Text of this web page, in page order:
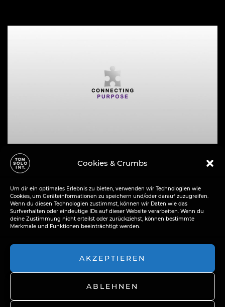
Cookies & Crumbs
Um dir ein optimales Erlebnis zu bieten, verwenden wir Technologien wie
Cookies, um Geräteinformationen zu speichern und/oder darauf zuzugreifen.
Wenn du diesen Technologien zustimmst, können wir Daten wie das
Surfverhalten oder eindeutige IDs auf dieser Website verarbeiten. Wenn du
deine Zustimmung nicht erteilst oder zurückziehst, können bestimmte
Merkmale und Funktionen beeinträchtigt werden.
AKZEPTIEREN
ABLEHNEN
13 Oct 2022 Inspiration
Connecting Purpose
READ MORE